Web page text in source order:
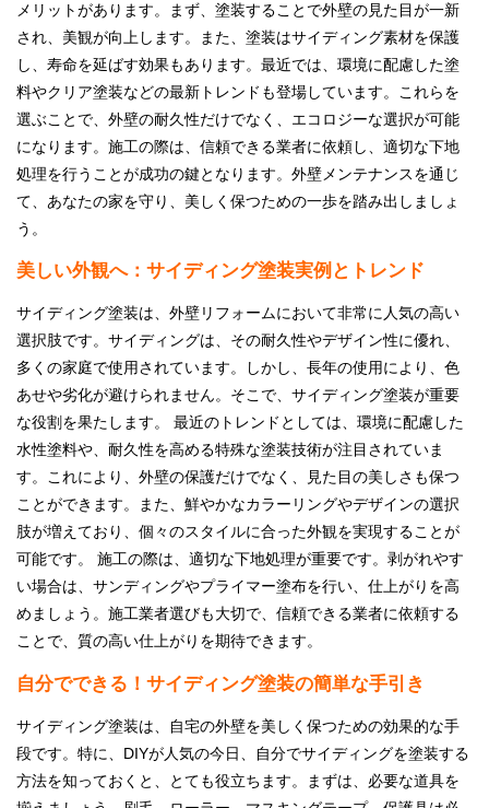
メリットがあります。まず、塗装することで外壁の見た目が一新
され、美観が向上します。また、塗装はサイディング素材を保護
し、寿命を延ばす効果もあります。最近では、環境に配慮した塗
料やクリア塗装などの最新トレンドも登場しています。これらを
選ぶことで、外壁の耐久性だけでなく、エコロジーな選択が可能
になります。施工の際は、信頼できる業者に依頼し、適切な下地
処理を行うことが成功の鍵となります。外壁メンテナンスを通じ
て、あなたの家を守り、美しく保つための一歩を踏み出しましょ
う。
美しい外観へ：サイディング塗装実例とトレンド
サイディング塗装は、外壁リフォームにおいて非常に人気の高い
選択肢です。サイディングは、その耐久性やデザイン性に優れ、
多くの家庭で使用されています。しかし、長年の使用により、色
あせや劣化が避けられません。そこで、サイディング塗装が重要
な役割を果たします。 最近のトレンドとしては、環境に配慮した
水性塗料や、耐久性を高める特殊な塗装技術が注目されていま
す。これにより、外壁の保護だけでなく、見た目の美しさも保つ
ことができます。また、鮮やかなカラーリングやデザインの選択
肢が増えており、個々のスタイルに合った外観を実現することが
可能です。 施工の際は、適切な下地処理が重要です。剥がれやす
い場合は、サンディングやプライマー塗布を行い、仕上がりを高
めましょう。施工業者選びも大切で、信頼できる業者に依頼する
ことで、質の高い仕上がりを期待できます。
自分でできる！サイディング塗装の簡単な手引き
サイディング塗装は、自宅の外壁を美しく保つための効果的な手
段です。特に、DIYが人気の今日、自分でサイディングを塗装する
方法を知っておくと、とても役立ちます。まずは、必要な道具を